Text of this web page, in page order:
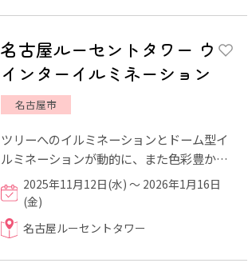
名古屋ルーセントタワー ウ
インターイルミネーション
名古屋市
ツリーへのイルミネーションとドーム型イ
ルミネーションが動的に、また色彩豊かに
演出されます。 定期的に行われるイルミネ
ーションショーもお楽...
2025年11月12日(水) ～ 2026年1月16日
(金)
名古屋ルーセントタワー